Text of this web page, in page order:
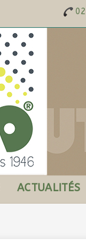
ACTUALITÉS